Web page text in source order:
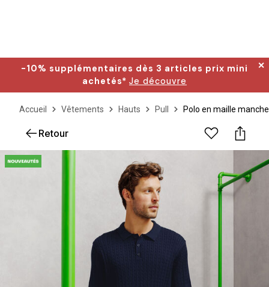
-10% supplémentaires dès 3 articles prix mini
achetés* Je découvre
✕
Accueil Vêtements Hauts Pull Polo en maille
Retour